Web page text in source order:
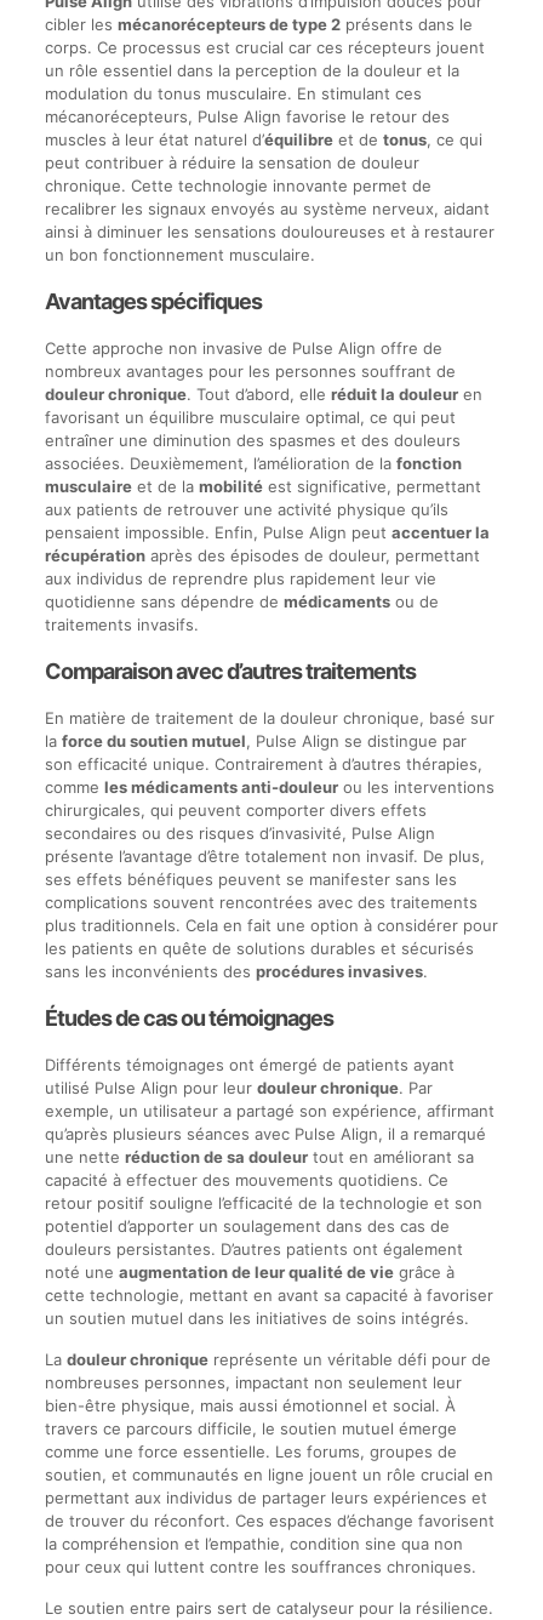
cibler les mécanorécepteurs de type 2présents dans le
corps. Ce processus est crucial car ces récepteurs jouent
un rôle essentiel dans la perception de la douleur et la
modulation du tonus musculaire. En stimulant ces
mécanorécepteurs, Pulse Align favorise le retour des
muscles à leur état naturel d’équilibreet de tonus, ce qui
peut contribuer à réduire la sensation de douleur
chronique. Cette technologie innovante permet de
recalibrer les signaux envoyés au système nerveux, aidant
ainsi à diminuer les sensations douloureuses et à restaurer
un bon fonctionnement musculaire.
Avantages spécifiques
Cette approche non invasive de Pulse Align offre de
nombreux avantages pour les personnes souffrant de
douleur chronique. Tout d’abord, elle réduit la douleuren
favorisant un équilibre musculaire optimal, ce qui peut
entraîner une diminution des spasmes et des douleurs
associées. Deuxièmement, l’amélioration de la fonction
musculaireet de la mobilitéest significative, permettant
aux patients de retrouver une activité physique qu’ils
pensaient impossible. Enfin, Pulse Align peut accentuer la
récupérationaprès des épisodes de douleur, permettant
aux individus de reprendre plus rapidement leur vie
quotidienne sans dépendre de médicamentsou de
traitements invasifs.
Comparaison avec d’autres traitements
En matière de traitement de la douleur chronique, basé sur
la force du soutien mutuel, Pulse Align se distingue par
son efficacité unique. Contrairement à d’autres thérapies,
comme les médicaments anti-douleurou les interventions
chirurgicales, qui peuvent comporter divers effets
secondaires ou des risques d’invasivité, Pulse Align
présente l’avantage d’être totalement non invasif. De plus,
ses effets bénéfiques peuvent se manifester sans les
complications souvent rencontrées avec des traitements
plus traditionnels. Cela en fait une option à considérer pour
les patients en quête de solutions durables et sécurisés
sans les inconvénients des procédures invasives.
Études de cas ou témoignages
Différents témoignages ont émergé de patients ayant
utilisé Pulse Align pour leur douleur chronique. Par
exemple, un utilisateur a partagé son expérience, affirmant
qu’après plusieurs séances avec Pulse Align, il a remarqué
une nette réduction de sa douleurtout en améliorant sa
capacité à effectuer des mouvements quotidiens. Ce
retour positif souligne l’efficacité de la technologie et son
potentiel d’apporter un soulagement dans des cas de
douleurs persistantes. D’autres patients ont également
noté une augmentation de leur qualité de viegrâce à
cette technologie, mettant en avant sa capacité à favoriser
un soutien mutuel dans les initiatives de soins intégrés.
La douleur chroniquereprésente un véritable défi pour de
nombreuses personnes, impactant non seulement leur
bien-être physique, mais aussi émotionnel et social. À
travers ce parcours difficile, le soutien mutuel émerge
comme une force essentielle. Les forums, groupes de
soutien, et communautés en ligne jouent un rôle crucial en
permettant aux individus de partager leurs expériences et
de trouver du réconfort. Ces espaces d’échange favorisent
la compréhension et l’empathie, condition sine qua non
pour ceux qui luttent contre les souffrances chroniques.
Le soutien entre pairs sert de catalyseur pour la résilience.